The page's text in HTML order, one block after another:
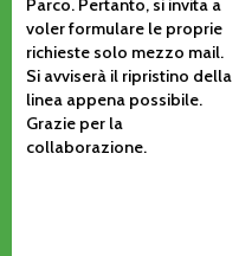
Parco. Pertanto, si invita a
voler formulare le proprie
richieste solo mezzo mail.
Si avviserà il ripristino della
linea appena possibile.
Grazie per la
collaborazione.